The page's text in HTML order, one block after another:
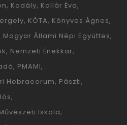
Kodály Kollár Éva
KÓTA Könyves Ágnes
Magyar Állami Népi Együttes
Nemzeti Énekkar
PMAMI
Hebraeorum Pászti
Iskola